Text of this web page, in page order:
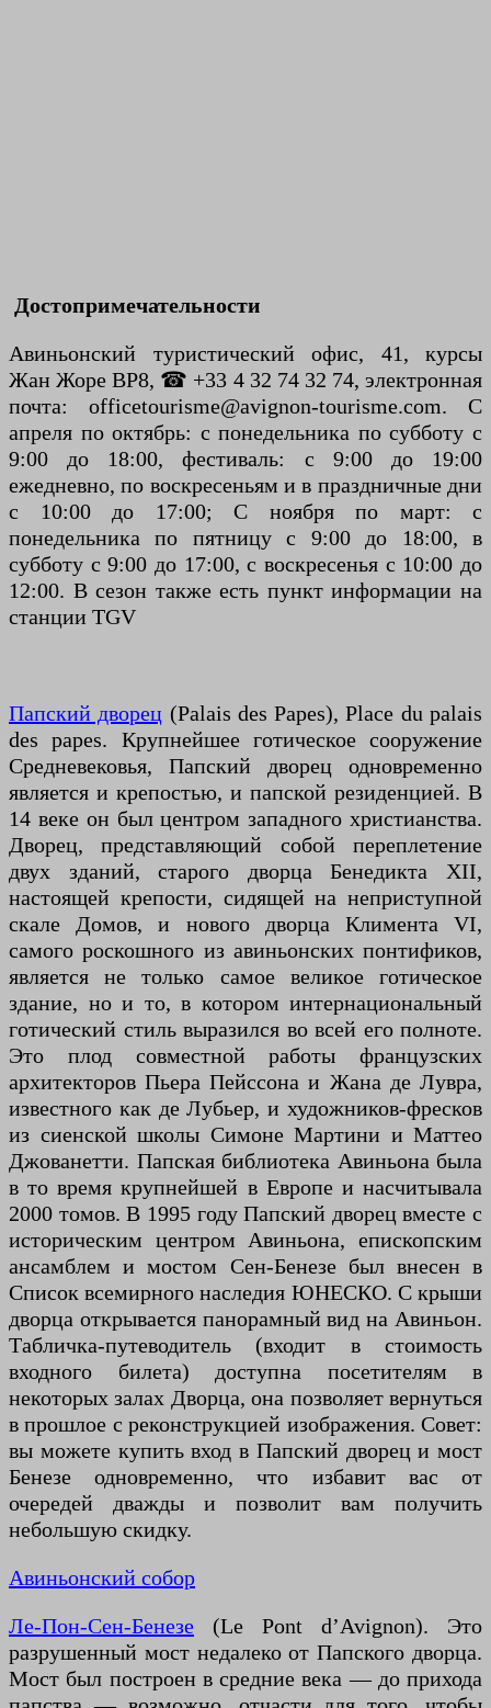
Достопримечательности
Авиньонский туристический офис, 41, курсы
Жан Жоре BP8, ☎ +33 4 32 74 32 74, электронная
почта: officetourisme@avignon-tourisme.com. С
апреля по октябрь: с понедельника по субботу с
9:00 до 18:00, фестиваль: с 9:00 до 19:00
ежедневно, по воскресеньям и в праздничные дни
с 10:00 до 17:00; С ноября по март: с
понедельника по пятницу с 9:00 до 18:00, в
субботу с 9:00 до 17:00, с воскресенья с 10:00 до
12:00. В сезон также есть пункт информации на
станции TGV
Папский дворец (Palais des Papes), Place du palais
des papes. Крупнейшее готическое сооружение
Средневековья, Папский дворец одновременно
является и крепостью, и папской резиденцией. В
14 веке он был центром западного христианства.
Дворец, представляющий собой переплетение
двух зданий, старого дворца Бенедикта XII,
настоящей крепости, сидящей на неприступной
скале Домов, и нового дворца Климента VI,
самого роскошного из авиньонских понтификов,
является не только самое великое готическое
здание, но и то, в котором интернациональный
готический стиль выразился во всей его полноте.
Это плод совместной работы французских
архитекторов Пьера Пейссона и Жана де Лувра,
известного как де Лубьер, и художников-фресков
из сиенской школы Симоне Мартини и Маттео
Джованетти. Папская библиотека Авиньона была
в то время крупнейшей в Европе и насчитывала
2000 томов. В 1995 году Папский дворец вместе с
историческим центром Авиньона, епископским
ансамблем и мостом Сен-Бенезе был внесен в
Список всемирного наследия ЮНЕСКО. С крыши
дворца открывается панорамный вид на Авиньон.
Табличка-путеводитель (входит в стоимость
входного билета) доступна посетителям в
некоторых залах Дворца, она позволяет вернуться
в прошлое с реконструкцией изображения. Совет:
вы можете купить вход в Папский дворец и мост
Бенезе одновременно, что избавит вас от
очередей дважды и позволит вам получить
небольшую скидку.
Авиньонский собор
Ле-Пон-Сен-Бенезе (Le Pont d’Avignon). Это
разрушенный мост недалеко от Папского дворца.
Мост был построен в средние века — до прихода